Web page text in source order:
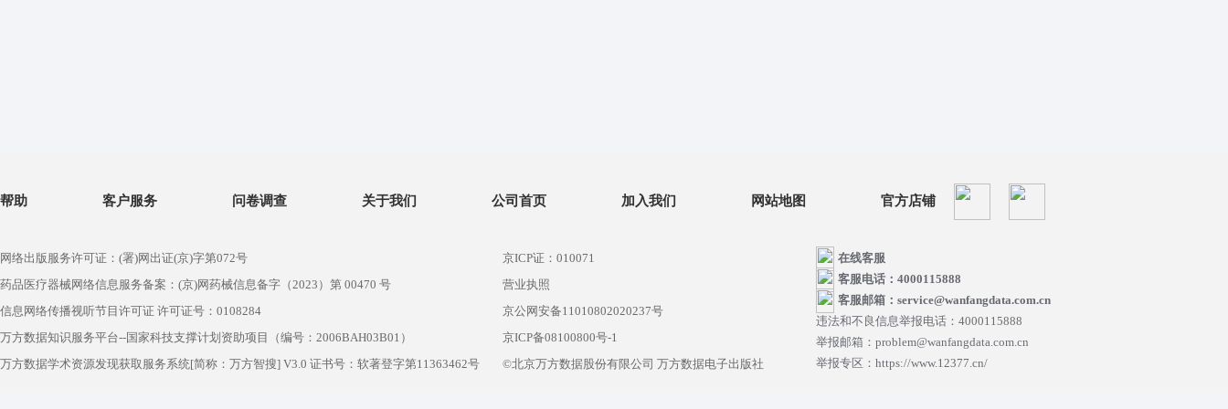
帮助 客户服务 问卷调查 关于我们 公司首页 加入我们 网站地图 官方店铺
网络出版服务许可证：(署)网出证(京)字第072号
药品医疗器械网络信息服务备案：(京)网药械信息备字（2023）第 00470 号
信息网络传播视听节目许可证 许可证号：0108284
万方数据知识服务平台--国家科技支撑计划资助项目（编号：2006BAH03B01）
万方数据学术资源发现获取服务系统[简称：万方智搜] V3.0 证书号：软著登字第11363462号
京ICP证：010071
营业执照
京公网安备11010802020237号
京ICP备08100800号-1
©北京万方数据股份有限公司 万方数据电子出版社
在线客服
客服电话：4000115888
客服邮箱：service@wanfangdata.com.cn
违法和不良信息举报电话：4000115888
举报邮箱：problem@wanfangdata.com.cn
举报专区：https://www.12377.cn/